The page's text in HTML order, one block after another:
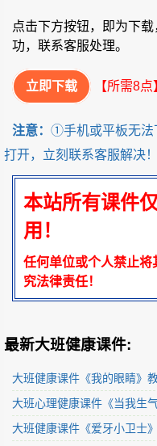
点击下方按钮，即为下
功，联系客服处理。
立即下载 【所需8点
注意： ①手机或平板无法
打开，立刻联系客服解决！
本站所有课件
用！
任何单位或个人禁止
究法律责任！
最新大班健康课件:
大班健康课件《我的眼睛》
大班心理健康课件《当我生
大班健康课件《爱牙小卫士